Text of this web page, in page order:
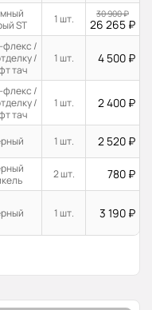
ST
1 шт. 30 900₽
26 265 ₽
/
/
тач
1 шт. 4 500 ₽
/
/
тач
1 шт. 2 400 ₽
1 шт. 2 520 ₽
2 шт. 780 ₽
1 шт. 3 190 ₽